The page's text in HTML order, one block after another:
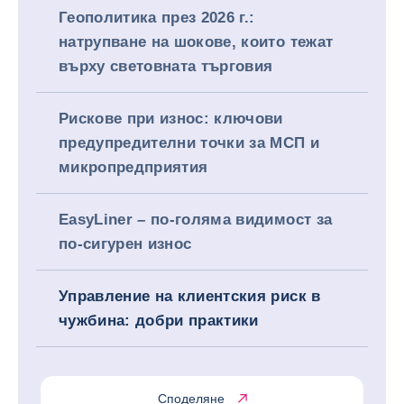
Геополитика през 2026 г.:
натрупване на шокове, които тежат
върху световната търговия
Рискове при износ: ключови
предупредителни точки за МСП и
микропредприятия
EasyLiner – по-голяма видимост за
по-сигурен износ
Управление на клиентския риск в
чужбина: добри практики
Споделяне